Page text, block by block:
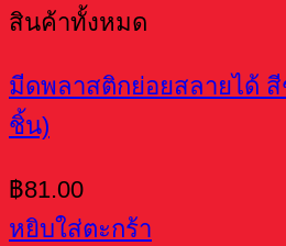
สินค้าทั้งหมด
มีดพลาสติกย่อยสลายได้
ชิ้น)
฿81.00
หยิบใส่ตะกร้า